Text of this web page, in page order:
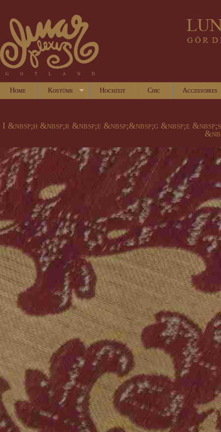
Home Kostüme Hochzeit Chic Accessoires
I &nbsp;h &nbsp;r &nbsp;e &nbsp;&nbsp;g &nbsp;e